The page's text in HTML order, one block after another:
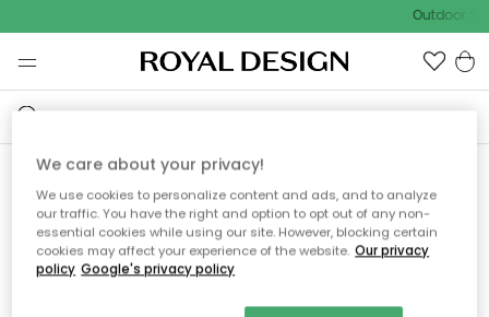
Outdoor
Emme valitettavasti löydä
etsimääsi sivua
We care about your privacy!
We use cookies to personalize content and ads, and to analyze
our traffic. You have the right and option to opt out of any non-
essential cookies while using our site. However, blocking certain
cookies may affect your experience of the website. Our privacy
policy Google's privacy policy